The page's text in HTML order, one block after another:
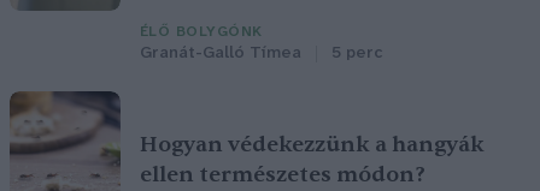
ÉLŐ BOLYGÓNK
Granát-Galló Tímea 5 perc
Hogyan védekezzünk a hangyák
ellen természetes módon?